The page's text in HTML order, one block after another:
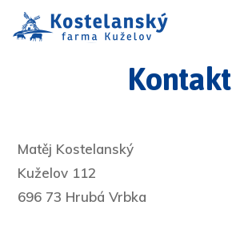
Kontakt
Matěj Kostelanský
Kuželov 112
696 73 Hrubá Vrbka